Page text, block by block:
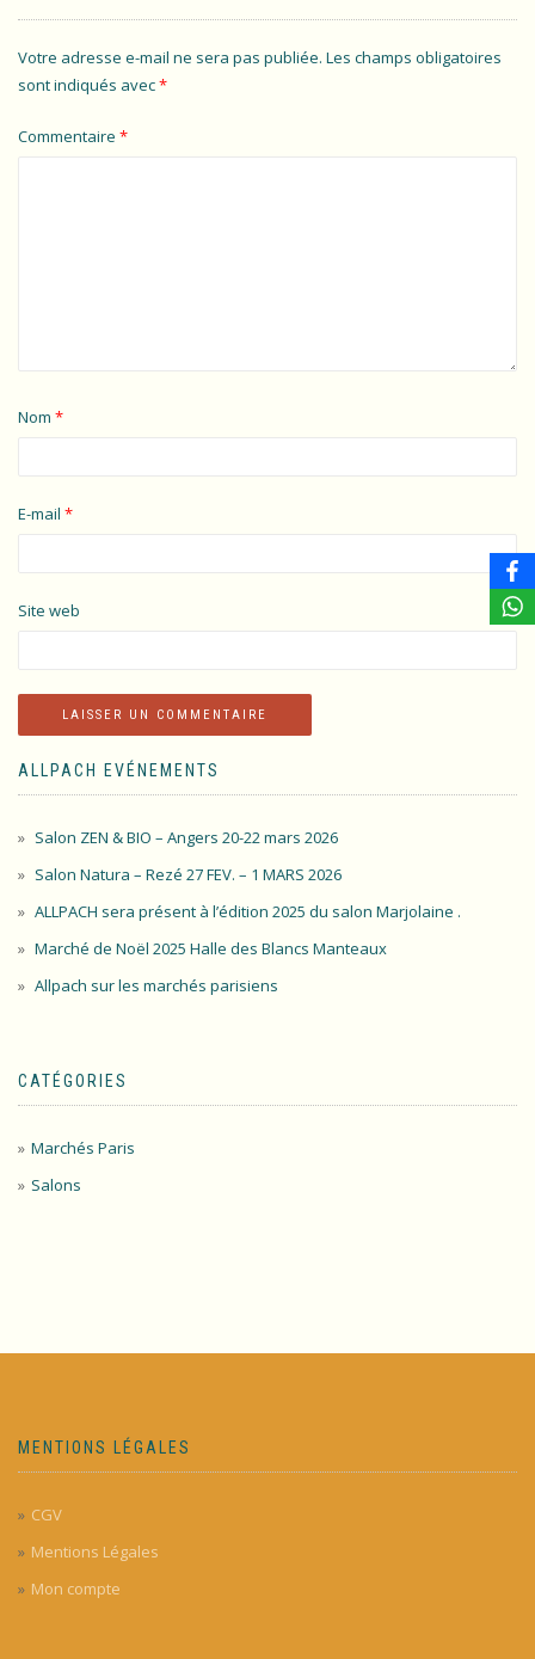
Votre adresse e-mail ne sera pas publiée. Les champs obligatoires
sont indiqués avec*
Commentaire *
Nom *
E-mail *
Site web
ALLPACH EVÉNEMENTS
Salon ZEN & BIO – Angers 20-22 mars 2026
Salon Natura – Rezé 27 FEV. – 1 MARS 2026
ALLPACH sera présent à l’édition 2025 du salon Marjolaine .
Marché de Noël 2025 Halle des Blancs Manteaux
Allpach sur les marchés parisiens
CATÉGORIES
Marchés Paris
Salons
MENTIONS LÉGALES
CGV
Mentions Légales
Mon compte